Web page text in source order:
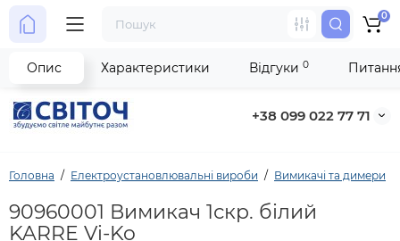
+38 099 022 77 71
0
Головна Електроустановлювальні вироби Вимикачі та димери
90960001 Вимикач 1скр. білий
KARRE Vi-Ko
Опис Характеристики Відгуки 0